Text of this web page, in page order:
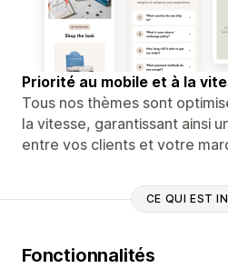
Priorité au mobile et à la
Tous nos thèmes sont
la vitesse, garantissant ainsi
entre vos clients et votre
CE QUI EST
Fonctionnalités